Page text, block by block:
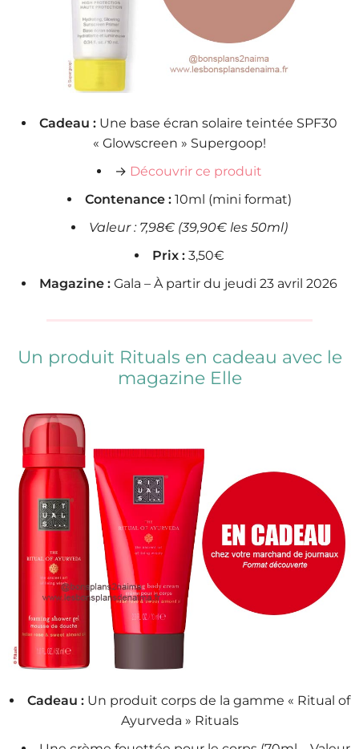
Cadeau : Une base écran solaire teintée SPF30
« Glowscreen » Supergoop!
→ Découvrir ce produit
Contenance : 10ml (mini format)
Valeur : 7,98€ (39,90€ les 50ml)
Prix : 3,50€
Magazine : Gala – À partir du jeudi 23 avril 2026
Un produit Rituals en cadeau avec le
magazine Elle
Cadeau : Un produit corps de la gamme « Ritual of
Ayurveda » Rituals